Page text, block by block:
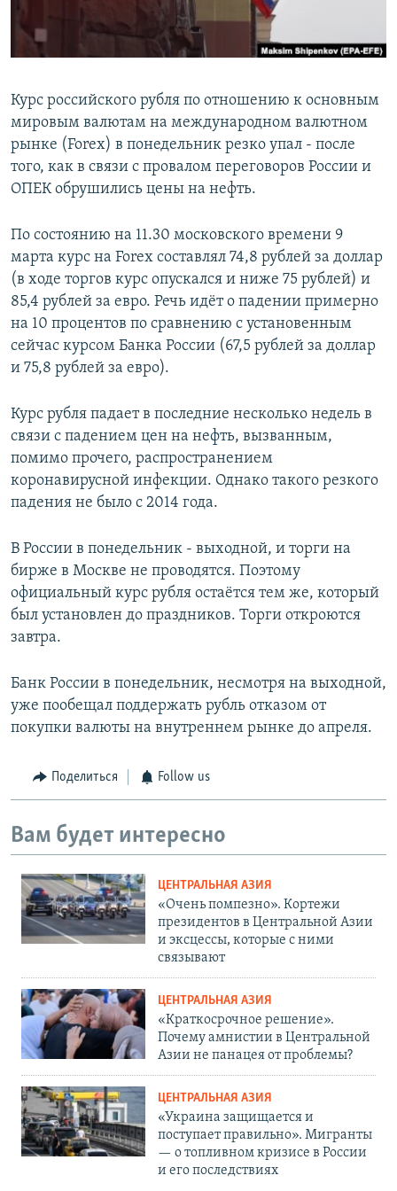
Курс российского рубля по отношению к основным
мировым валютам на международном валютном
рынке (Forex) в понедельник резко упал - после
того, как в связи с провалом переговоров России и
ОПЕК обрушились цены на нефть.
По состоянию на 11.30 московского времени 9
марта курс на Forex составлял 74,8 рублей за доллар
(в ходе торгов курс опускался и ниже 75 рублей) и
85,4 рублей за евро. Речь идёт о падении примерно
на 10 процентов по сравнению с установенным
сейчас курсом Банка России (67,5 рублей за доллар
и 75,8 рублей за евро).
Курс рубля падает в последние несколько недель в
связи с падением цен на нефть, вызванным,
помимо прочего, распространением
коронавирусной инфекции. Однако такого резкого
падения не было с 2014 года.
В России в понедельник - выходной, и торги на
бирже в Москве не проводятся. Поэтому
официальный курс рубля остаётся тем же, который
был установлен до праздников. Торги откроются
завтра.
Банк России в понедельник, несмотря на выходной,
уже пообещал поддержать рубль отказом от
покупки валюты на внутреннем рынке до апреля.
Поделиться Follow us
Вам будет интересно
ЦЕНТРАЛЬНАЯ АЗИЯ
«Очень помпезно». Кортежи
президентов в Центральной Азии
и эксцессы, которые с ними
связывают
ЦЕНТРАЛЬНАЯ АЗИЯ
«Краткосрочное решение».
Почему амнистии в Центральной
Азии не панацея от проблемы?
ЦЕНТРАЛЬНАЯ АЗИЯ
«Украина защищается и
поступает правильно». Мигранты
— о топливном кризисе в России
и его последствиях